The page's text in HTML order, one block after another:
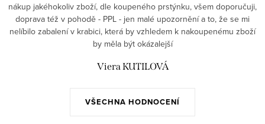
VŠECHNA HODNOCENÍ
nákup jakéhokoliv zboží, dle koupeného prstýnku, všem doporučuji,
doprava též v pohodě - PPL - jen malé upozornění a to, že se mi
nelíbilo zabalení v krabici, která by vzhledem k nakoupenému zboží
by měla být okázalejší
Viera KUTILOVÁ